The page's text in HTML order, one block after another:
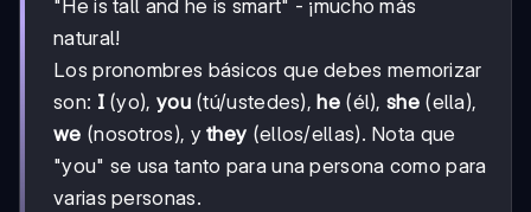
"He is tall and he is smart" - ¡mucho más
natural!
Los pronombres básicos que debes memorizar
son: I(yo), you(tú/ustedes), he(él),she(ella),
we (nosotros), ythey (ellos/ellas). Nota que
"you" se usa tanto para una persona como para
varias personas.